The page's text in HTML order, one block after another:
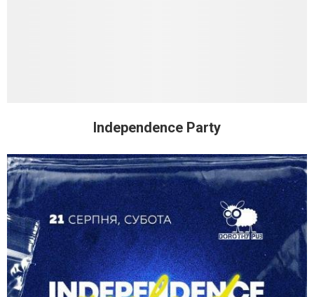
Independence Party